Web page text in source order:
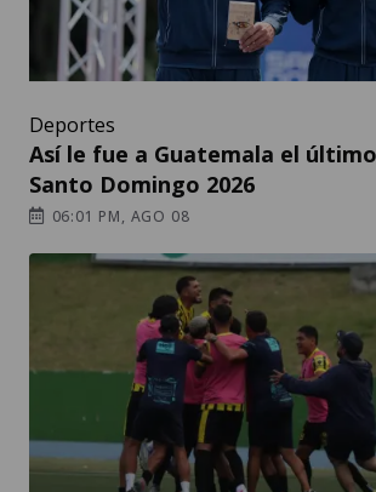
Deportes
Así le fue a Guatemala el
Santo Domingo 2026
06:01 PM, AGO 08